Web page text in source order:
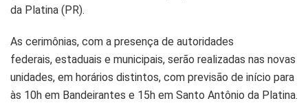
da Platina (PR).
As cerimônias, com a presença de autoridades
federais, estaduais e municipais, serão realizadas nas novas
unidades, em horários distintos, com previsão de início para
às 10h em Bandeirantes e 15h em Santo Antônio da Platina.